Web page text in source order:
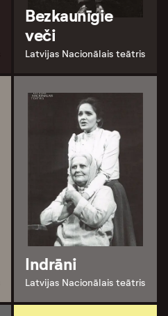
Bezkaunīgie
veči
Latvijas Nacionālais teātris
Indrāni
Latvijas Nacionālais teātris